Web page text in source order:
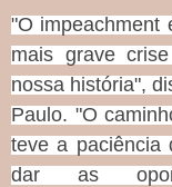
"O impeachment
mais grave
nossa história",
Paulo. "O
teve a paciência
dar as